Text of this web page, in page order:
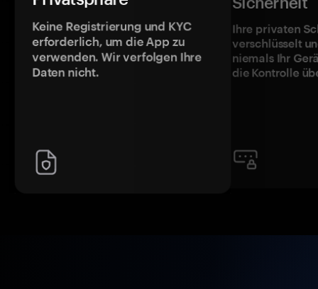
Keine Registrierung und KYC
erforderlich, um die App zu
verwenden. Wir verfolgen Ihre
Daten nicht.
Ihre privaten
verschlüsselt
niemals Ihr
die Kontrolle